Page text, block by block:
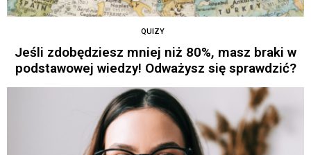
QUIZY
Jeśli zdobędziesz mniej niż 80%, masz braki w
podstawowej wiedzy! Odważysz się sprawdzić?